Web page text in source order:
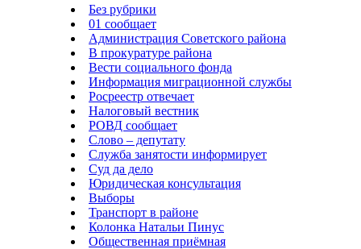
Без рубрики
01 сообщает
Администрация Советского района
В прокуратуре района
Вести социального фонда
Информация миграционной службы
Росреестр отвечает
Налоговый вестник
РОВД сообщает
Слово – депутату
Служба занятости информирует
Суд да дело
Юридическая консультация
Выборы
Транспорт в районе
Колонка Натальи Пинус
Общественная приёмная